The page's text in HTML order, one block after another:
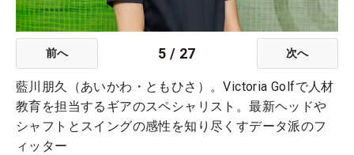
前へ 5 / 27 次へ
藍川朋久（あいかわ・ともひさ）。Victoria Golfで人材
教育を担当するギアのスペシャリスト。最新ヘッドや
シャフトとスイングの感性を知り尽くすデータ派のフ
ィッター